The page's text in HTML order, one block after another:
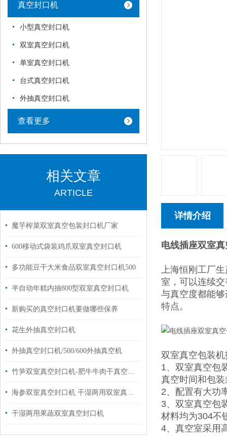
真空封口机
小型真空封口机
双室真空封口机
单室真空封口机
台式真空封口机
外抽真空封口机
查看更多
相关文章
ARTICLE
魔芋榨菜双室真空包装封口机厂家
600移动式袋装鸡爪双室真空封口机
多功能豆干大米食品双室真空封口机500
半自动年糕内抽800型双室真空封口机
新购买的真空封口机要做哪些保养
花生外抽真空封口机
外抽真空封口机/500/600外抽真空机
竹笋双室真空封口机-肥牛牛肉干真空包装机价格
海参双室真空封口机 干湿两用双室真空包装机
干湿两用果蔬双室真空封口机
详情介绍
电线插座双室
上海恒刚工厂
室，可以连续
与真空度都能
特点。
双室真空包装机
1、双室真空包
真空时间和包
2、配置有大功
3、双室真空包
材料均为304不
4、真空室采用